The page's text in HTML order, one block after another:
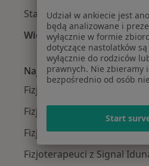
Stany pooperacyjne w
Więcej (15)
Więcej w kategorii:
Najpopularniejsze
Fizjoterapeuci z Medicover
Fizjoterapeuci z Allianz w
Fizjoterapeuci z INTER
Fizjoterapeuci z Signal
Udział w ankiecie jest
będą analizowane i
wyłącznie w formie
dotyczące nastolatków
wyłącznie do rodziców
prawnych. Nie zbieramy
bezpośrednio od osób
Start